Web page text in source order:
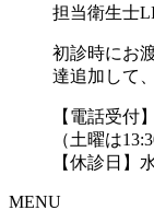
担当衛生士
初診時にお
達追加して
【電話受付
（土曜は
【休診日】
MENU